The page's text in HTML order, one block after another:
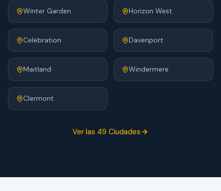
Winter Garden Horizon West
Celebration Davenport
Maitland Windermere
Clermont
Ver las 49 Ciudades